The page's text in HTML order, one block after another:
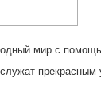
мир с